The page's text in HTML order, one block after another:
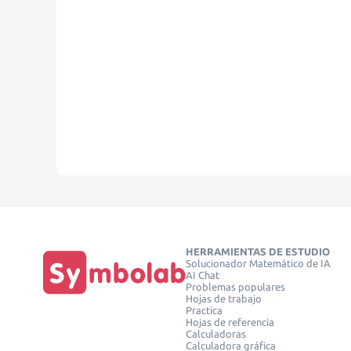
HERRAMIENTAS DE ESTUDIO
Solucionador Matemático de IA
AI Chat
Problemas populares
Hojas de trabajo
Practica
Hojas de referencia
Calculadoras
Calculadora gráfica